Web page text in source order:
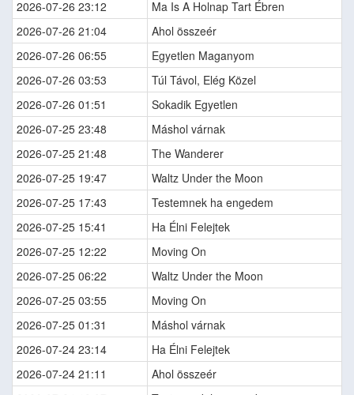
2026-07-26 23:12
Ma Is A Holnap Tart Ébren
2026-07-26 21:04
Ahol összeér
2026-07-26 06:55
Egyetlen Maganyom
2026-07-26 03:53
Túl Távol, Elég Közel
2026-07-26 01:51
Sokadik Egyetlen
2026-07-25 23:48
Máshol várnak
2026-07-25 21:48
The Wanderer
2026-07-25 19:47
Waltz Under the Moon
2026-07-25 17:43
Testemnek ha engedem
2026-07-25 15:41
Ha Élni Felejtek
2026-07-25 12:22
Moving On
2026-07-25 06:22
Waltz Under the Moon
2026-07-25 03:55
Moving On
2026-07-25 01:31
Máshol várnak
2026-07-24 23:14
Ha Élni Felejtek
2026-07-24 21:11
Ahol összeér